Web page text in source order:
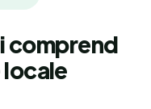
comprend